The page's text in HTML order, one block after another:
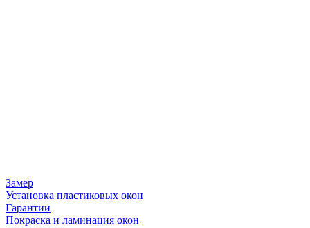
Замер
Установка пластиковых окон
Гарантии
Покраска и ламинация окон